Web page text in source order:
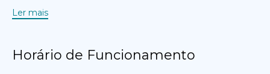
Ler mais
Horário de Funcionamento